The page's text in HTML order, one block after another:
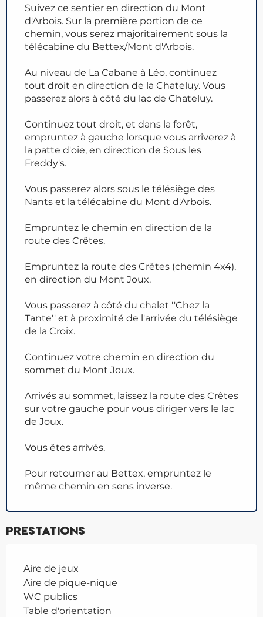
Suivez ce sentier en direction du Mont
d'Arbois. Sur la première portion de ce
chemin, vous serez majoritairement sous la
télécabine du Bettex/Mont d'Arbois.
Au niveau de La Cabane à Léo, continuez
tout droit en direction de la Chateluy. Vous
passerez alors à côté du lac de Chateluy.
Continuez tout droit, et dans la forêt,
empruntez à gauche lorsque vous arriverez à
la patte d'oie, en direction de Sous les
Freddy's.
Vous passerez alors sous le télésiège des
Nants et la télécabine du Mont d'Arbois.
Empruntez le chemin en direction de la
route des Crêtes.
Empruntez la route des Crêtes (chemin 4x4),
en direction du Mont Joux.
Vous passerez à côté du chalet ''Chez la
Tante'' et à proximité de l'arrivée du télésiège
de la Croix.
Continuez votre chemin en direction du
sommet du Mont Joux.
Arrivés au sommet, laissez la route des Crêtes
sur votre gauche pour vous diriger vers le lac
de Joux.
Vous êtes arrivés.
Pour retourner au Bettex, empruntez le
même chemin en sens inverse.
Prestations
Aire de jeux
Aire de pique-nique
WC publics
Table d'orientation